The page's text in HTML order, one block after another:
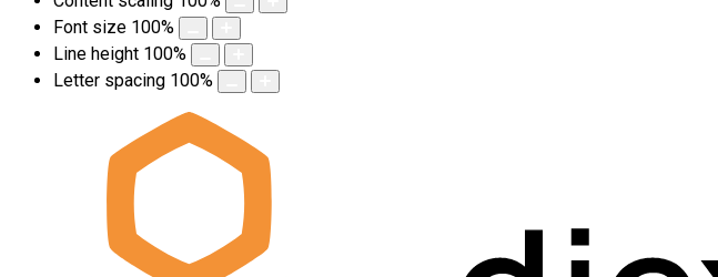
Font size 100%
Line height 100%
Letter spacing 100%